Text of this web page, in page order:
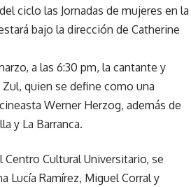
ciclo las Jornadas de mujeres en la
bajo la dirección de Catherine
a las 6:30 pm, la cantante y
quien se define como una
Werner Herzog, además de
y La Barranca.
Centro Cultural Universitario, se
Lucía Ramírez, Miguel Corral y